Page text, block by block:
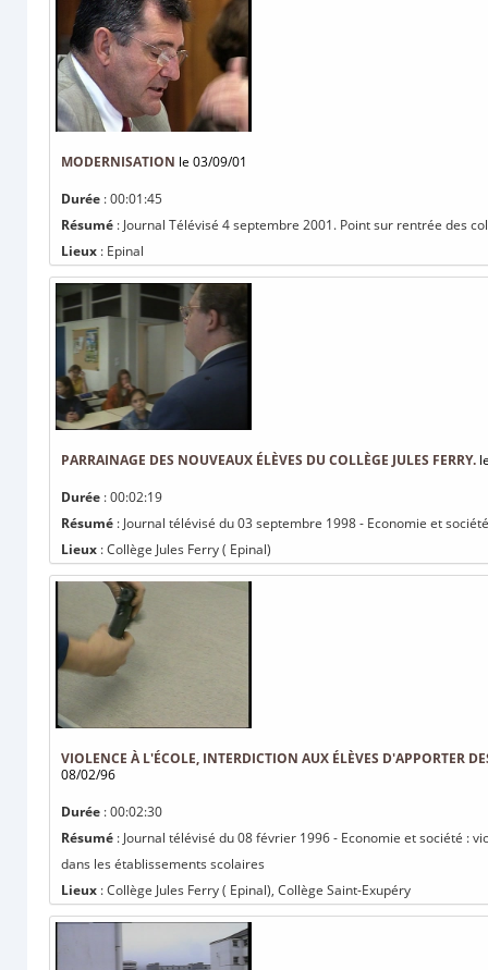
MODERNISATION le 03/09/01
Durée : 00:01:45
Résumé : Journal Télévisé 4 septembre 2001. Point sur rentrée des
Lieux : Epinal
PARRAINAGE DES NOUVEAUX ÉLÈVES DU COLLÈGE JULES FERRY.
Durée : 00:02:19
Résumé : Journal télévisé du 03 septembre 1998 - Economie et
Lieux : Collège Jules Ferry ( Epinal)
VIOLENCE À L'ÉCOLE, INTERDICTION AUX ÉLÈVES D'APPORTER
08/02/96
Durée : 00:02:30
Résumé : Journal télévisé du 08 février 1996 - Economie et société :
dans les établissements scolaires
Lieux : Collège Jules Ferry ( Epinal), Collège Saint-Exupéry